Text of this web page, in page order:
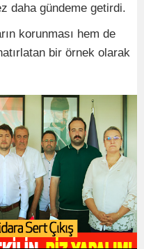
daha gündeme getirdi.
korunması hem de
bir örnek olarak